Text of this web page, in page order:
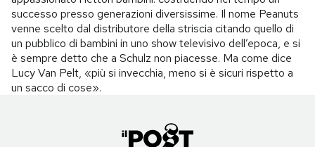
successo presso generazioni diversissime. Il nome Peanuts
venne scelto dal distributore della striscia citando quello di
un pubblico di bambini in uno show televisivo dell’epoca, e si
è sempre detto che a Schulz non piacesse. Ma come dice
Lucy Van Pelt, «più si invecchia, meno si è sicuri rispetto a
un sacco di cose».